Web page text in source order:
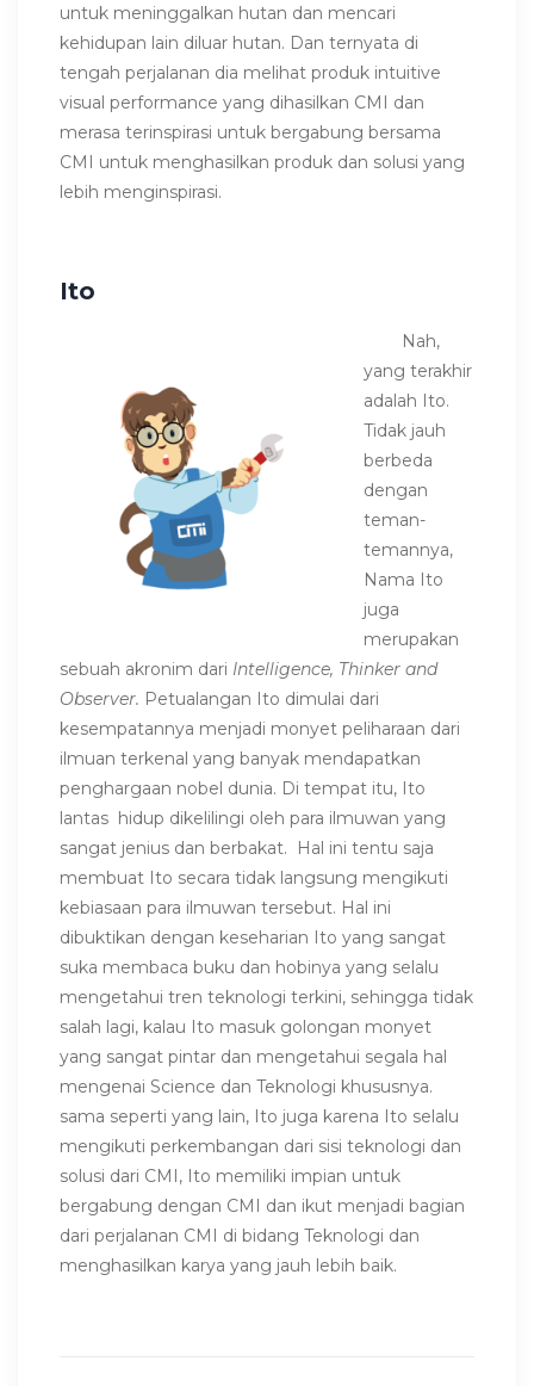
untuk meninggalkan hutan dan mencari
kehidupan lain diluar hutan. Dan ternyata di
tengah perjalanan dia melihat produk intuitive
visual performance yang dihasilkan CMI dan
merasa terinspirasi untuk bergabung bersama
CMI untuk menghasilkan produk dan solusi yang
lebih menginspirasi.
Ito
Nah,
yang terakhir
adalah Ito.
Tidak jauh
berbeda
dengan
teman-
temannya,
Nama Ito
juga
merupakan
sebuah akronim dari Intelligence, Thinker and
Observer. Petualangan Ito dimulai dari
kesempatannya menjadi monyet peliharaan dari
ilmuan terkenal yang banyak mendapatkan
penghargaan nobel dunia. Di tempat itu, Ito
lantas hidup dikelilingi oleh para ilmuwan yang
sangat jenius dan berbakat. Hal ini tentu saja
membuat Ito secara tidak langsung mengikuti
kebiasaan para ilmuwan tersebut. Hal ini
dibuktikan dengan keseharian Ito yang sangat
suka membaca buku dan hobinya yang selalu
mengetahui tren teknologi terkini, sehingga tidak
salah lagi, kalau Ito masuk golongan monyet
yang sangat pintar dan mengetahui segala hal
mengenai Science dan Teknologi khususnya.
sama seperti yang lain, Ito juga karena Ito selalu
mengikuti perkembangan dari sisi teknologi dan
solusi dari CMI, Ito memiliki impian untuk
bergabung dengan CMI dan ikut menjadi bagian
dari perjalanan CMI di bidang Teknologi dan
menghasilkan karya yang jauh lebih baik.